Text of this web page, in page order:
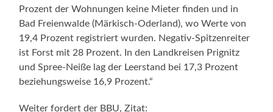
Prozent der Wohnungen keine Mieter finden und in
Bad Freienwalde (Märkisch-Oderland), wo Werte von
19,4 Prozent registriert wurden. Negativ-Spitzenreiter
ist Forst mit 28 Prozent. In den Landkreisen Prignitz
und Spree-Neiße lag der Leerstand bei 17,3 Prozent
beziehungsweise 16,9 Prozent.“
Weiter fordert der BBU, Zitat: